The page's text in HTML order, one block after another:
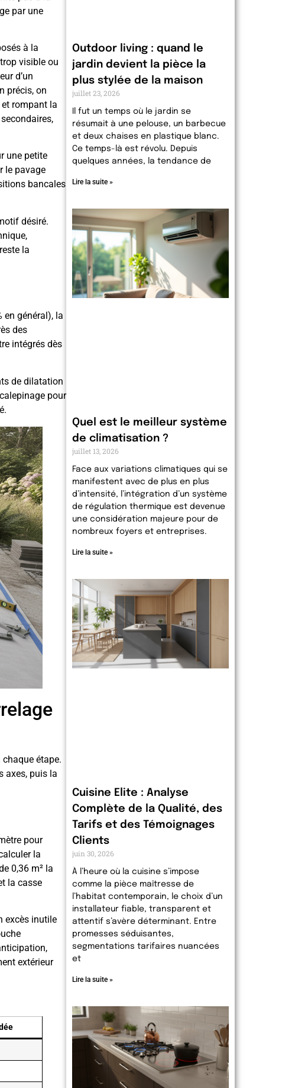
par une
à la
visible ou
d’un
précis, on
rompant la
une petite
le pavage
bancales
désiré.
la
en général), la
des
intégrés dès
de dilatation
pour
chaque étape.
axes, puis la
pour
la
0,36 m² la
la casse
excès inutile
extérieur
Outdoor living : quand le
jardin devient la pièce la
plus stylée de la maison
juillet 23, 2026
Il fut un temps où le jardin se
résumait à une pelouse, un barbecue
et deux chaises en plastique blanc.
Ce temps-là est révolu. Depuis
quelques années, la tendance de
Lire la suite »
Quel est le meilleur système
de climatisation ?
juillet 13, 2026
Face aux variations climatiques qui se
manifestent avec de plus en plus
d’intensité, l’intégration d’un système
de régulation thermique est devenue
une considération majeure pour de
nombreux foyers et entreprises.
Lire la suite »
Cuisine Elite : Analyse
Complète de la Qualité, des
Tarifs et des Témoignages
Clients
juin 30, 2026
À l’heure où la cuisine s’impose
comme la pièce maîtresse de
l’habitat contemporain, le choix d’un
installateur fiable, transparent et
attentif s’avère déterminant. Entre
promesses séduisantes,
segmentations tarifaires nuancées
et
Lire la suite »